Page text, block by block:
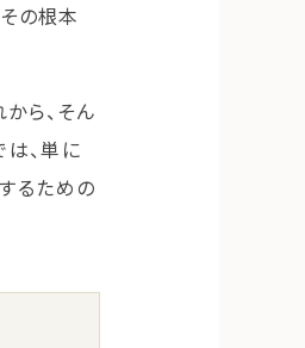
の根本
ら、そん
は、単に
るための